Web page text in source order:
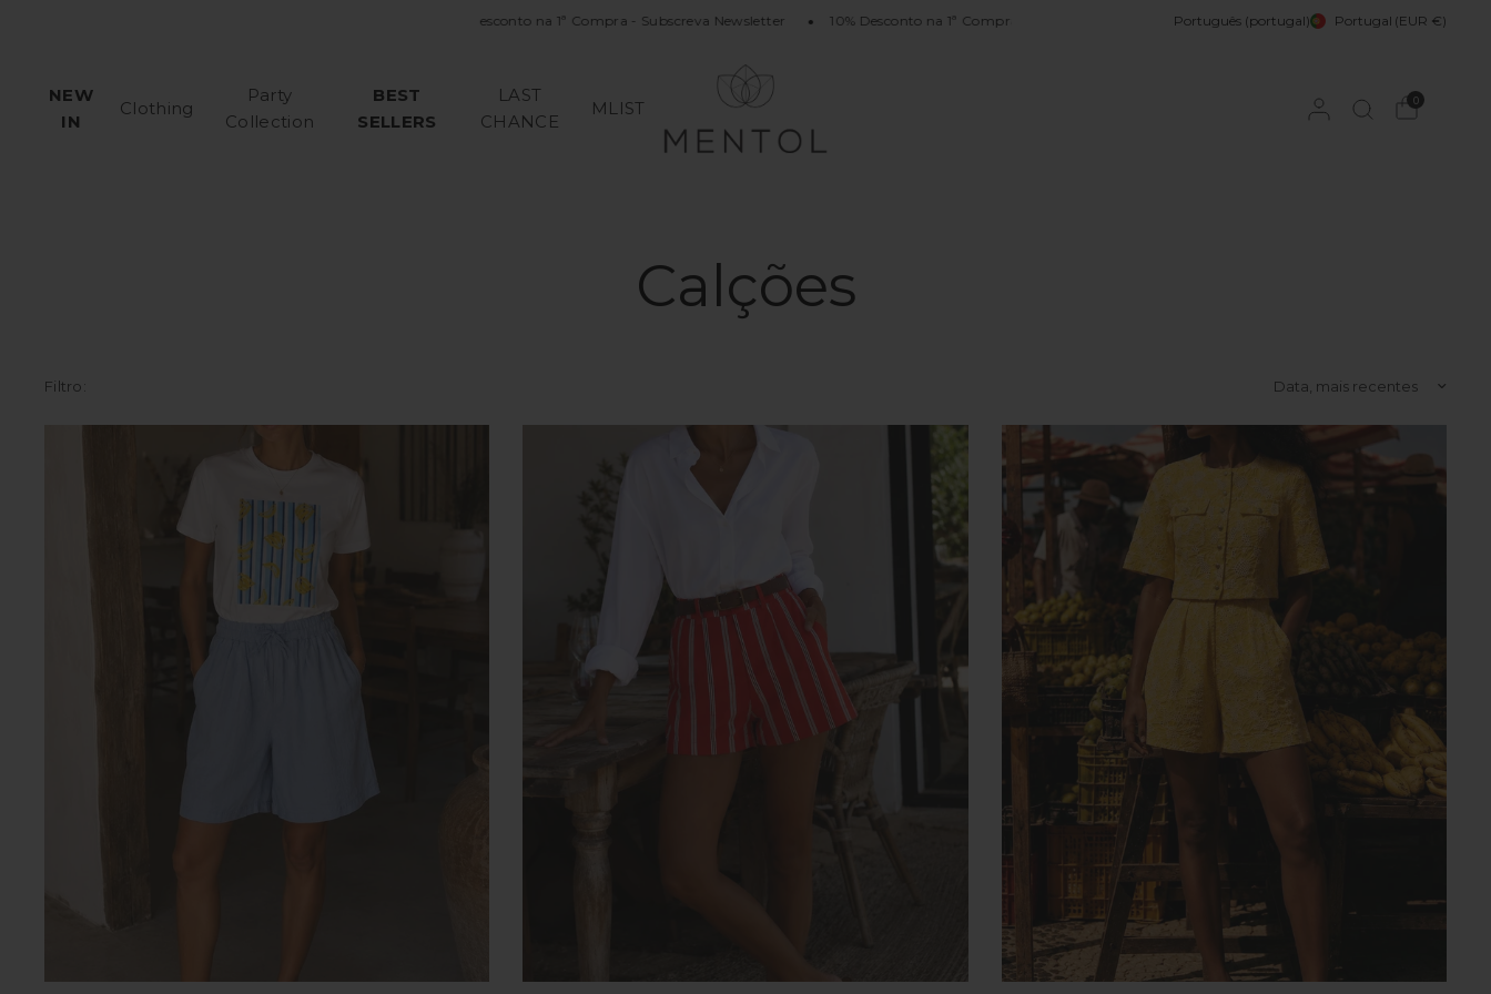
10% Desconto na 1ª Compra - Subscreva Newsletter 10% Desconto na 1ª Compra - Subscreva Newsletter 10% Desconto na 1ª Compra - Subscreva
Português (portugal) Portugal (EUR €)
NEW
IN
Clothing
Casacos & Blusões
Looks Completos
Camisolas & Sweatshirts
GIFT CARD
PRE-VENDA
Party
Collection
BEST
SELLERS
LAST
CHANCE
MLIST 0
Calções
Filtro: Ordenar por